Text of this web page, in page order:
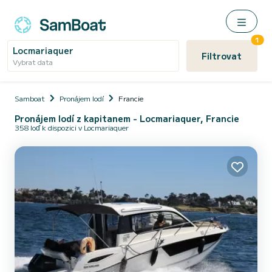
Locmariaquer
Vybrat data Filtrovat
1
Samboat Pronájem lodí Francie
Pronájem lodí z kapitanem - Locmariaquer, Francie
358 loď k dispozici v Locmariaquer